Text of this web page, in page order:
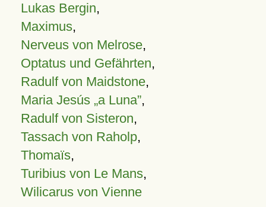
Lukas Bergin,
Maximus,
Nerveus von Melrose,
Optatus und Gefährten,
Radulf von Maidstone,
Maria Jesús „a Luna”,
Radulf von Sisteron,
Tassach von Raholp,
Thomaïs,
Turibius von Le Mans,
Wilicarus von Vienne